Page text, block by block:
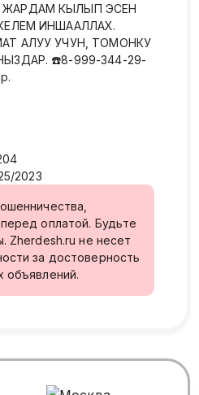
КЫЛЫП ЭСЕН
ИНШААЛЛАХ.
АЛУУ УЧУН, ТОМОНКУ
☎️8-999-344-29-
2023
оплатой. Будьте
Zherdesh.ru не несет
за достоверность
объявлений.